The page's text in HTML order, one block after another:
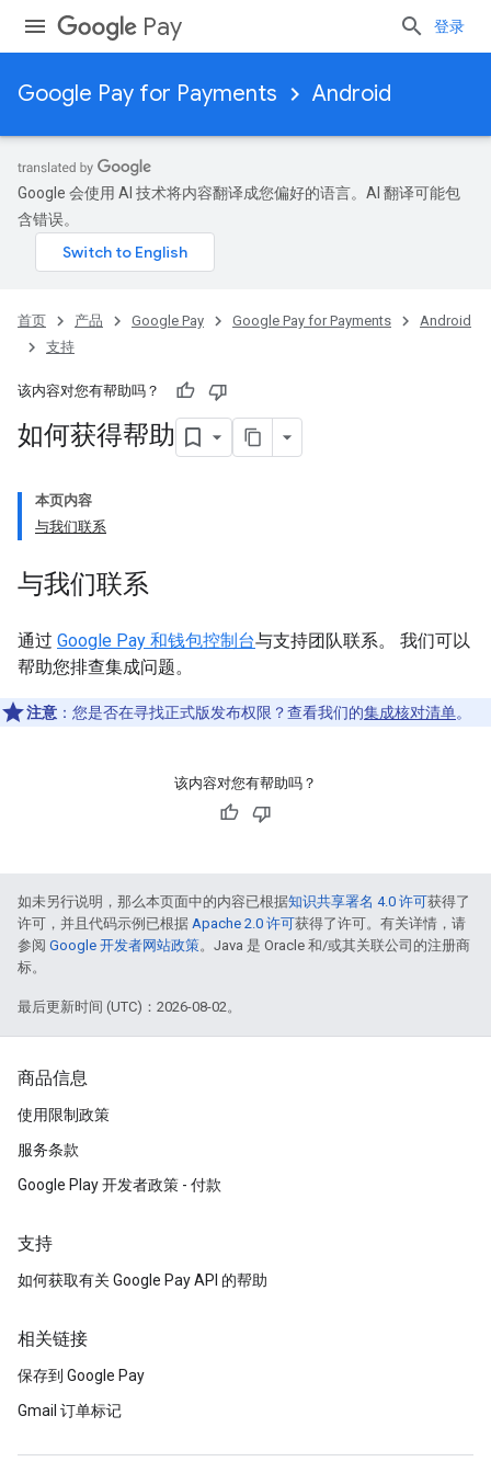
Pay 登录
Google Pay for Payments Android
Google 会使用 AI 技术将内容翻译成您偏好的语言。AI 翻译可能包
含错误。
首页 产品 Google Pay Google Pay for Payments
Android
支持
该内容对您有帮助吗？
如何获得帮助
本页内容
与我们联系
与我们联系
通过 Google Pay 和钱包控制台与支持团队联系。 我们可以
帮助您排查集成问题。
注意 ：您是否在寻找正式版发布权限？查看我们的集成核对清单。
该内容对您有帮助吗？
如未另行说明，那么本页面中的内容已根据知识共享署名 4.0 许可获得了
许可，并且代码示例已根据 Apache 2.0 许可获得了许可。有关详情，请
参阅 Google 开发者网站政策。Java 是 Oracle 和/或其关联公司的注册商
标。
最后更新时间 (UTC)：2026-08-02。
商品信息
使用限制政策
服务条款
Google Play 开发者政策 - 付款
支持
如何获取有关 Google Pay API 的帮助
相关链接
保存到 Google Pay
Gmail 订单标记